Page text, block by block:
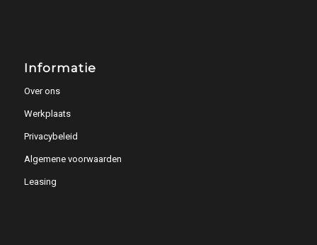
Informatie
Over ons
Werkplaats
Privacybeleid
Algemene voorwaarden
Leasing